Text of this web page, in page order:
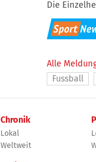
Die
Alle
Fussball
Chronik
Lokal
Weltweit